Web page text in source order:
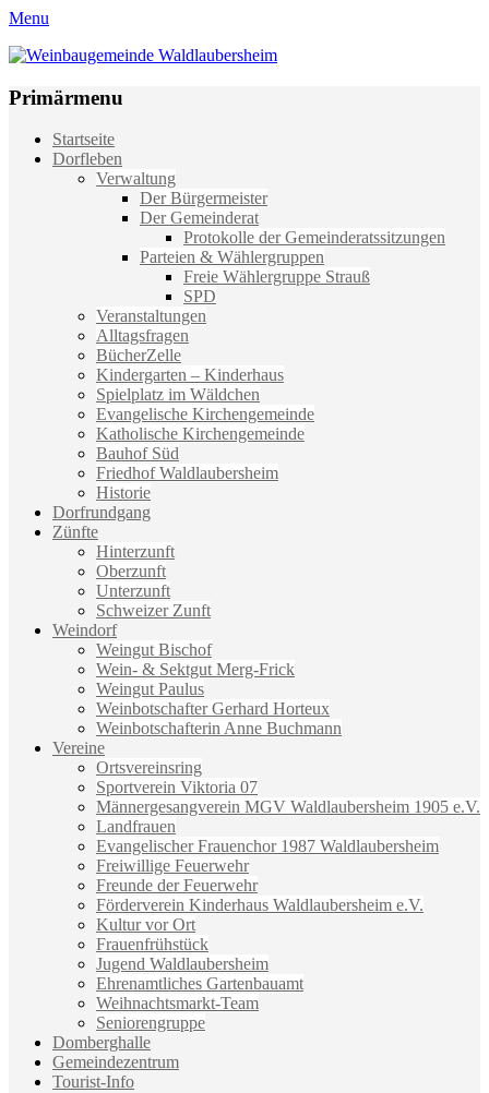
Menu
Weinbaugemeinde Waldlaubersheim
Primärmenu
Weiter
zum
Startseite
Dorfleben
Verwaltung
Der Bürgermeister
Der Gemeinderat
Protokolle der Gemeinderatssitzungen
Parteien & Wählergruppen
Freie Wählergruppe Strauß
SPD
Veranstaltungen
Alltagsfragen
BücherZelle
Kindergarten – Kinderhaus
Spielplatz im Wäldchen
Evangelische Kirchengemeinde
Katholische Kirchengemeinde
Bauhof Süd
Friedhof Waldlaubersheim
Historie
Dorfrundgang
Zünfte
Hinterzunft
Oberzunft
Unterzunft
Schweizer Zunft
Weindorf
Weingut Bischof
Wein- & Sektgut Merg-Frick
Weingut Paulus
Weinbotschafter Gerhard Horteux
Weinbotschafterin Anne Buchmann
Vereine
Ortsvereinsring
Sportverein Viktoria 07
Männergesangverein MGV Waldlaubersheim 1905 e.V.
Landfrauen
Evangelischer Frauenchor 1987 Waldlaubersheim
Freiwillige Feuerwehr
Freunde der Feuerwehr
Förderverein Kinderhaus Waldlaubersheim e.V.
Kultur vor Ort
Frauenfrühstück
Jugend Waldlaubersheim
Ehrenamtliches Gartenbauamt
Weihnachtsmarkt-Team
Seniorengruppe
Domberghalle
Gemeindezentrum
Tourist-Info